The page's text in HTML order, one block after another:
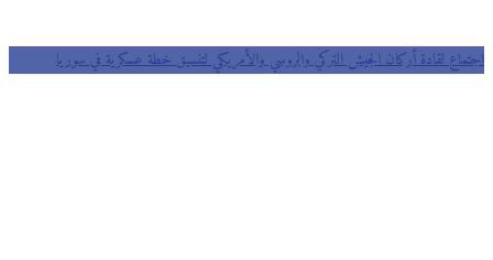
اجتماع لقادة أركان الجيش التركي والروسي والأمريكي لتنسيق خطة عسكرية في سوريا